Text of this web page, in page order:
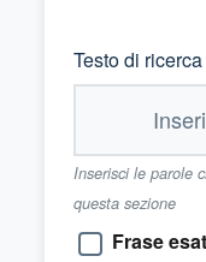
Testo di ricerca
Inserisci le parole
questa sezione
Frase